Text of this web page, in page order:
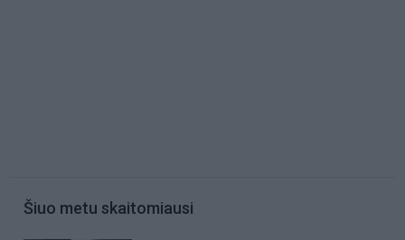
Šiuo metu skaitomiausi